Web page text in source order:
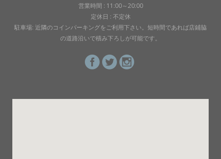
営業時間 : 11:00～20:00
定休日 : 不定休
駐車場: 近隣のコインパーキングをご利用下さい。短時間であれば店鋪脇
の道路沿いで積み下ろしが可能です。